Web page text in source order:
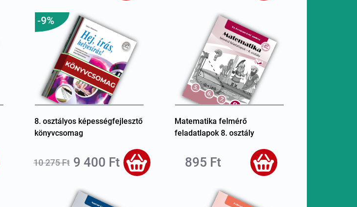
-9%
8. osztályos képességfejlesztő
könyvcsomag
10 275 Ft 9 400 Ft
Matematika felmérő
feladatlapok 8. osztály
895 Ft